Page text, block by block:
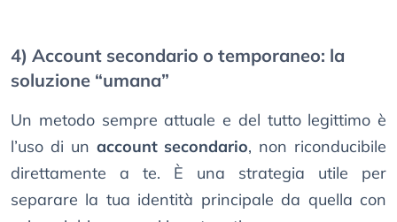
4) Account secondario o temporaneo: la
soluzione “umana”
Un metodo sempre attuale e del tutto legittimo è
l’uso di un account secondario, non riconducibile
direttamente a te. È una strategia utile per
separare la tua identità principale da quella con